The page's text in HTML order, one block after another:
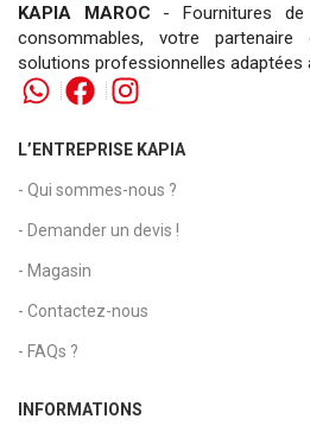
KAPIA MAROC - Fournitures
consommables, votre
solutions professionnelles adaptées
L’ENTREPRISE KAPIA
- Qui sommes-nous ?
- Demander un devis !
- Magasin
- Contactez-nous
- FAQs ?
INFORMATIONS